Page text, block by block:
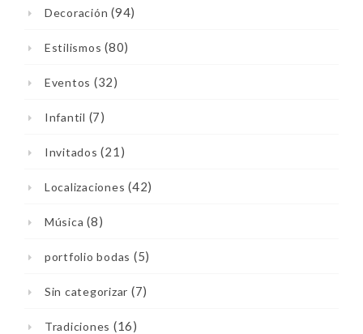
Decoración (94)
Estilismos (80)
Eventos (32)
Infantil (7)
Invitados (21)
Localizaciones (42)
Música (8)
portfolio bodas (5)
Sin categorizar (7)
Tradiciones (16)